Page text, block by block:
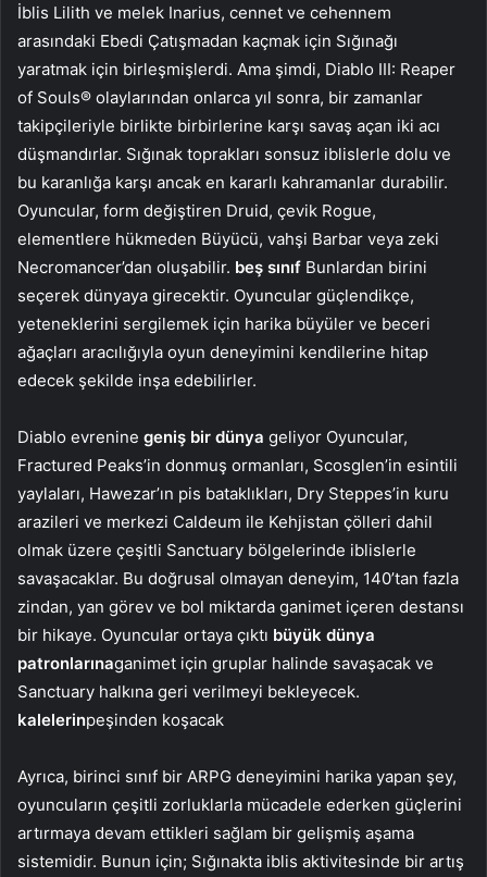
İblis Lilith ve melek Inarius, cennet ve cehennem
arasındaki Ebedi Çatışmadan kaçmak için Sığınağı
yaratmak için birleşmişlerdi. Ama şimdi, Diablo III: Reaper
of Souls® olaylarından onlarca yıl sonra, bir zamanlar
takipçileriyle birlikte birbirlerine karşı savaş açan iki acı
düşmandırlar. Sığınak toprakları sonsuz iblislerle dolu ve
bu karanlığa karşı ancak en kararlı kahramanlar durabilir.
Oyuncular, form değiştiren Druid, çevik Rogue,
elementlere hükmeden Büyücü, vahşi Barbar veya zeki
Necromancer’dan oluşabilir. beş sınıf Bunlardan birini
seçerek dünyaya girecektir. Oyuncular güçlendikçe,
yeteneklerini sergilemek için harika büyüler ve beceri
ağaçları aracılığıyla oyun deneyimini kendilerine hitap
edecek şekilde inşa edebilirler.
Diablo evrenine geniş bir dünya geliyor Oyuncular,
Fractured Peaks’in donmuş ormanları, Scosglen’in esintili
yaylaları, Hawezar’ın pis bataklıkları, Dry Steppes’in kuru
arazileri ve merkezi Caldeum ile Kehjistan çölleri dahil
olmak üzere çeşitli Sanctuary bölgelerinde iblislerle
savaşacaklar. Bu doğrusal olmayan deneyim, 140’tan fazla
zindan, yan görev ve bol miktarda ganimet içeren destansı
bir hikaye. Oyuncular ortaya çıktı büyük dünya
patronlarınaganimet için gruplar halinde savaşacak ve
Sanctuary halkına geri verilmeyi bekleyecek.
kalelerinpeşinden koşacak
Ayrıca, birinci sınıf bir ARPG deneyimini harika yapan şey,
oyuncuların çeşitli zorluklarla mücadele ederken güçlerini
artırmaya devam ettikleri sağlam bir gelişmiş aşama
sistemidir. Bunun için; Sığınakta iblis aktivitesinde bir artış